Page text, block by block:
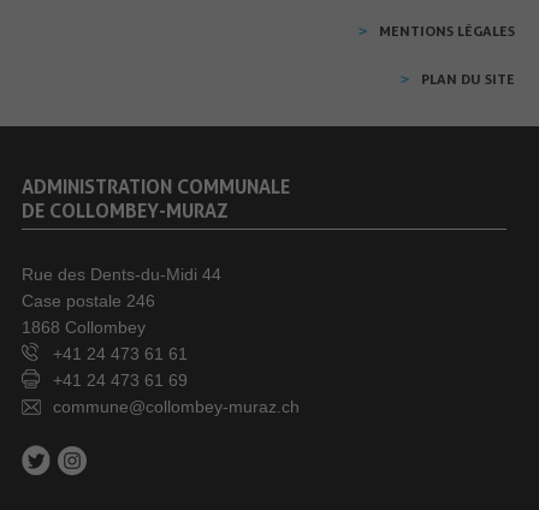
MENTIONS LÉGALES
PLAN DU SITE
ADMINISTRATION COMMUNALE
DE COLLOMBEY-MURAZ
Rue des Dents-du-Midi 44
Case postale 246
1868 Collombey
+41 24 473 61 61
+41 24 473 61 69
commune@collombey-muraz.ch